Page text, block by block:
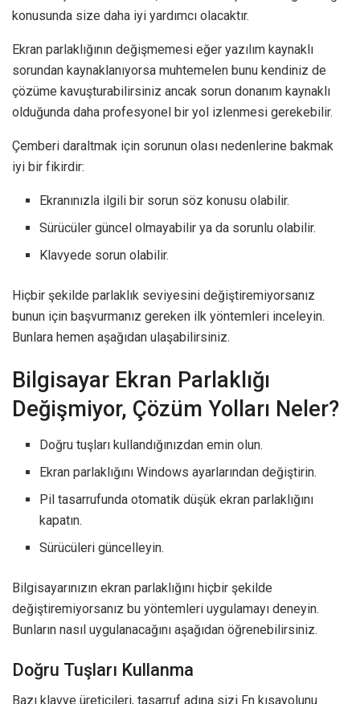
konusunda size daha iyi yardımcı olacaktır.
Ekran parlaklığının değişmemesi eğer yazılım kaynaklı
sorundan kaynaklanıyorsa muhtemelen bunu kendiniz de
çözüme kavuşturabilirsiniz ancak sorun donanım kaynaklı
olduğunda daha profesyonel bir yol izlenmesi gerekebilir.
Çemberi daraltmak için sorunun olası nedenlerine bakmak
iyi bir fikirdir:
Ekranınızla ilgili bir sorun söz konusu olabilir.
Sürücüler güncel olmayabilir ya da sorunlu olabilir.
Klavyede sorun olabilir.
Hiçbir şekilde parlaklık seviyesini değiştiremiyorsanız
bunun için başvurmanız gereken ilk yöntemleri inceleyin.
Bunlara hemen aşağıdan ulaşabilirsiniz.
Bilgisayar Ekran Parlaklığı
Değişmiyor, Çözüm Yolları Neler?
Doğru tuşları kullandığınızdan emin olun.
Ekran parlaklığını Windows ayarlarından değiştirin.
Pil tasarrufunda otomatik düşük ekran parlaklığını
kapatın.
Sürücüleri güncelleyin.
Bilgisayarınızın ekran parlaklığını hiçbir şekilde
değiştiremiyorsanız bu yöntemleri uygulamayı deneyin.
Bunların nasıl uygulanacağını aşağıdan öğrenebilirsiniz.
Doğru Tuşları Kullanma
Bazı klavye üreticileri, tasarruf adına sizi Fn kısayolunu